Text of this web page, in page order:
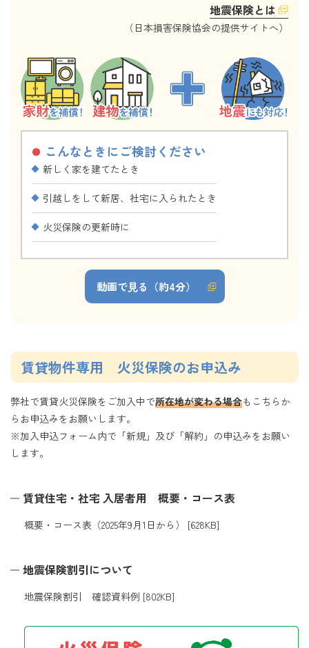
地震保険とは
（日本損害保険協会の提供サイトへ）
こんなときにご検討ください
新しく家を建てたとき
引越しをして新居、社宅に入られたとき
火災保険の更新時に
動画で⾒る（約4分）
賃貸物件専用 火災保険のお申込み
弊社で賃貸火災保険をご加入中で所在地が変わる場合もこちらか
らお申込みをお願いします。
※加入申込フォーム内で「新規」及び「解約」の申込みをお願い
します。
賃貸住宅・社宅 入居者用 概要・コース表
概要・コース表（2025年9月1日から） [628KB]
地震保険割引について
地震保険割引 確認資料例 [802KB]